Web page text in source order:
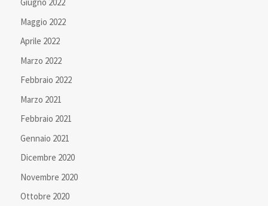
Maggio 2022
Aprile 2022
Marzo 2022
Febbraio 2022
Marzo 2021
Febbraio 2021
Gennaio 2021
Dicembre 2020
Novembre 2020
Ottobre 2020